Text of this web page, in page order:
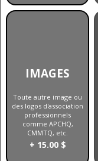
IMAGES
Toute autre image ou
des logos d'association
professionnels
comme APCHQ,
CMMTQ, etc.
+ 15.00 $